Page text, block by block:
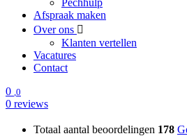
Pechhulp
Afspraak maken
Over ons
Klanten vertellen
Vacatures
Contact
0 ,0
0 reviews
Totaal aantal beoordelingen 178